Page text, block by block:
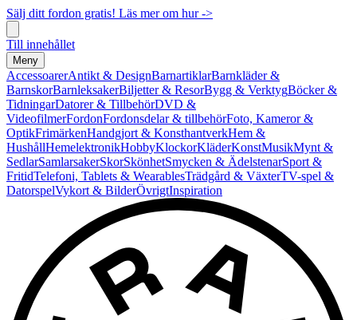
Sälj ditt fordon gratis! Läs mer om hur ->
Till innehållet
Meny
AccessoarerAntikt & DesignBarnartiklarBarnkläder &
BarnskorBarnleksakerBiljetter & ResorBygg & VerktygBöcker &
TidningarDatorer & TillbehörDVD &
VideofilmerFordonFordonsdelar & tillbehörFoto, Kameror &
OptikFrimärkenHandgjort & KonsthantverkHem &
HushållHemelektronikHobbyKlockorKläderKonstMusikMynt &
SedlarSamlarsakerSkorSkönhetSmycken & ÄdelstenarSport &
FritidTelefoni, Tablets & WearablesTrädgård & VäxterTV-spel &
DatorspelVykort & BilderÖvrigtInspiration